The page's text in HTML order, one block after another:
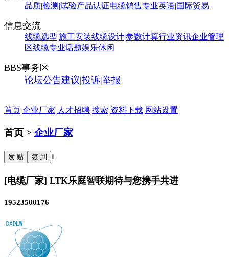
品质|检测|试验产品认证电缆销售专业英语|国际贸易
信息交流
线缆选型|施工安装线缆设计|参数计算行业资讯企业管理
区线缆专业话题娱乐休闲
BBS事务区
论坛公告建议|投诉|举报
首页 企业厂家 人才招聘 搜索 资料下载 网站设置
首页 > 企业厂家
发 贴 签 到 1
[电缆厂家] LTK乐庭智联期待与您携手共进
19523500176